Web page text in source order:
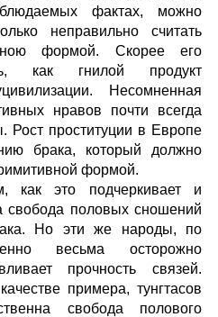
фактах, можно
неправильно считать
формой. Скорее его
как гнилой продукт
Несомненная
нравов почти всегда
Рост проституции в Европе
брака, который должно
формой.
как это подчеркивает и
свобода половых сношений
Но эти же народы, по
весьма осторожно
прочность связей.
примера, тунгтасов
свобода полового